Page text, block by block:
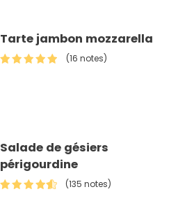
Tarte jambon mozzarella
(16 notes)
Salade de gésiers
périgourdine
(135 notes)